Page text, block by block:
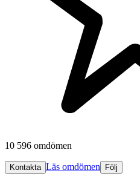
10 596 omdömen
Kontakta Läs omdömen Följ